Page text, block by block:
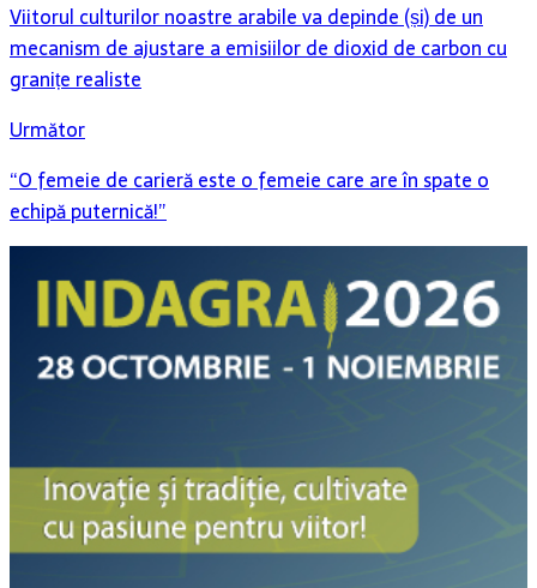
Viitorul culturilor noastre arabile va depinde (și) de un
mecanism de ajustare a emisiilor de dioxid de carbon cu
granițe realiste
Următor
“O femeie de carieră este o femeie care are în spate o
echipă puternică!”